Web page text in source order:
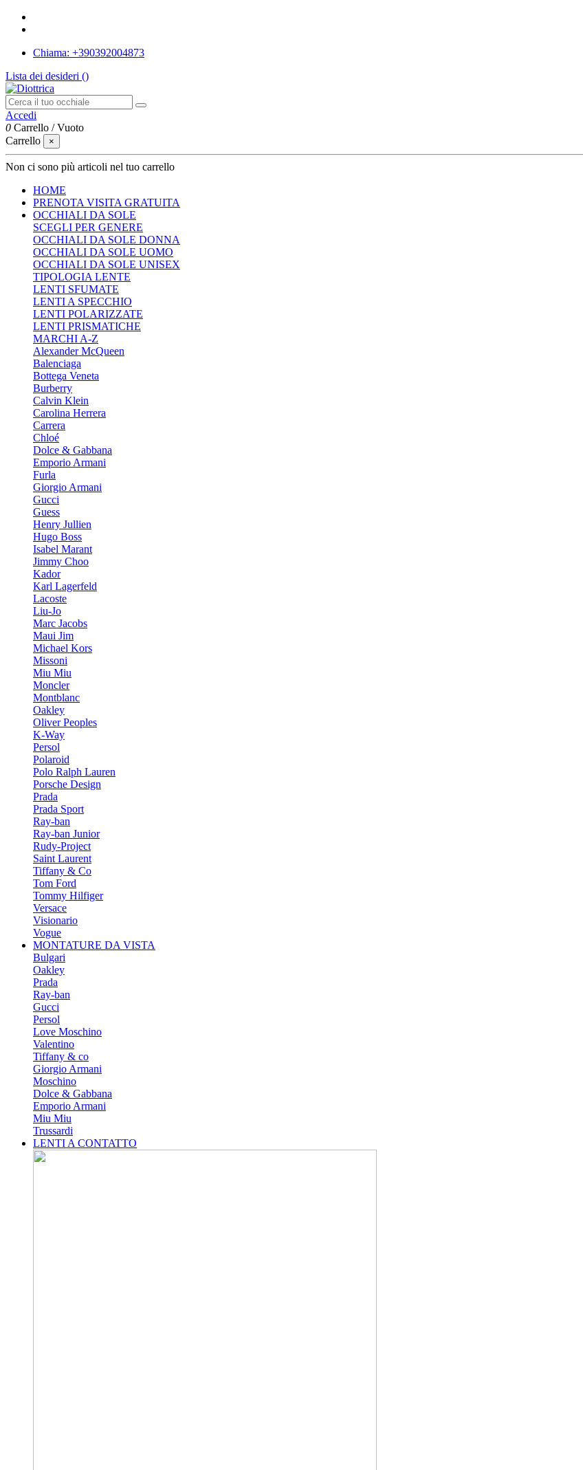
Chiama: +390392004873
Lista dei desideri ()
Accedi
0 Carrello /Vuoto
Carrello
×
Non ci sono più articoli nel tuo carrello
HOME
PRENOTA VISITA GRATUITA
OCCHIALI DA SOLE
SCEGLI PER GENERE
OCCHIALI DA SOLE DONNA
OCCHIALI DA SOLE UOMO
OCCHIALI DA SOLE UNISEX
TIPOLOGIA LENTE
LENTI SFUMATE
LENTI A SPECCHIO
LENTI POLARIZZATE
LENTI PRISMATICHE
MARCHI A-Z
Alexander McQueen
Balenciaga
Bottega Veneta
Burberry
Calvin Klein
Carolina Herrera
Carrera
Chloé
Dolce & Gabbana
Emporio Armani
Furla
Giorgio Armani
Gucci
Guess
Henry Jullien
Hugo Boss
Isabel Marant
Jimmy Choo
Kador
Karl Lagerfeld
Lacoste
Liu-Jo
Marc Jacobs
Maui Jim
Michael Kors
Missoni
Miu Miu
Moncler
Montblanc
Oakley
Oliver Peoples
K-Way
Persol
Polaroid
Polo Ralph Lauren
Porsche Design
Prada
Prada Sport
Ray-ban
Ray-ban Junior
Rudy-Project
Saint Laurent
Tiffany & Co
Tom Ford
Tommy Hilfiger
Versace
Visionario
Vogue
MONTATURE DA VISTA
Bulgari
Oakley
Prada
Ray-ban
Gucci
Persol
Love Moschino
Valentino
Tiffany & co
Giorgio Armani
Moschino
Dolce & Gabbana
Emporio Armani
Miu Miu
Trussardi
LENTI A CONTATTO